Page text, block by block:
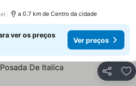
a 0.7 km de Centro da cidade
ver os preços
Ver preços
Partilhar